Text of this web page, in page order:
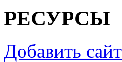
РЕСУРСЫ
Добавить сайт